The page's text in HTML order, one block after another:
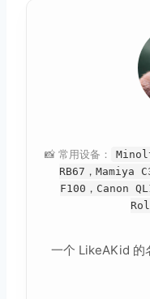
📸 常用设备：
RB67，Mamiya
F100，Canon
一个 LikeAKid 的